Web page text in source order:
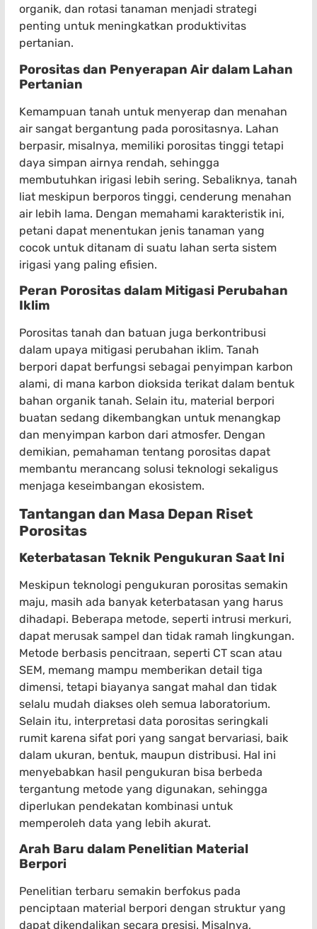
organik, dan rotasi tanaman menjadi strategi
penting untuk meningkatkan produktivitas
pertanian.
Porositas dan Penyerapan Air dalam Lahan
Pertanian
Kemampuan tanah untuk menyerap dan menahan
air sangat bergantung pada porositasnya. Lahan
berpasir, misalnya, memiliki porositas tinggi tetapi
daya simpan airnya rendah, sehingga
membutuhkan irigasi lebih sering. Sebaliknya, tanah
liat meskipun berporos tinggi, cenderung menahan
air lebih lama. Dengan memahami karakteristik ini,
petani dapat menentukan jenis tanaman yang
cocok untuk ditanam di suatu lahan serta sistem
irigasi yang paling efisien.
Peran Porositas dalam Mitigasi Perubahan
Iklim
Porositas tanah dan batuan juga berkontribusi
dalam upaya mitigasi perubahan iklim. Tanah
berpori dapat berfungsi sebagai penyimpan karbon
alami, di mana karbon dioksida terikat dalam bentuk
bahan organik tanah. Selain itu, material berpori
buatan sedang dikembangkan untuk menangkap
dan menyimpan karbon dari atmosfer. Dengan
demikian, pemahaman tentang porositas dapat
membantu merancang solusi teknologi sekaligus
menjaga keseimbangan ekosistem.
Tantangan dan Masa Depan Riset
Porositas
Keterbatasan Teknik Pengukuran Saat Ini
Meskipun teknologi pengukuran porositas semakin
maju, masih ada banyak keterbatasan yang harus
dihadapi. Beberapa metode, seperti intrusi merkuri,
dapat merusak sampel dan tidak ramah lingkungan.
Metode berbasis pencitraan, seperti CT scan atau
SEM, memang mampu memberikan detail tiga
dimensi, tetapi biayanya sangat mahal dan tidak
selalu mudah diakses oleh semua laboratorium.
Selain itu, interpretasi data porositas seringkali
rumit karena sifat pori yang sangat bervariasi, baik
dalam ukuran, bentuk, maupun distribusi. Hal ini
menyebabkan hasil pengukuran bisa berbeda
tergantung metode yang digunakan, sehingga
diperlukan pendekatan kombinasi untuk
memperoleh data yang lebih akurat.
Arah Baru dalam Penelitian Material
Berpori
Penelitian terbaru semakin berfokus pada
penciptaan material berpori dengan struktur yang
dapat dikendalikan secara presisi. Misalnya,